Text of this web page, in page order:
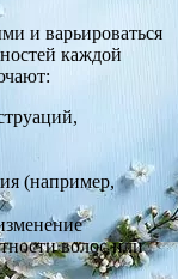
и варьироваться
каждой
(например,
волос или